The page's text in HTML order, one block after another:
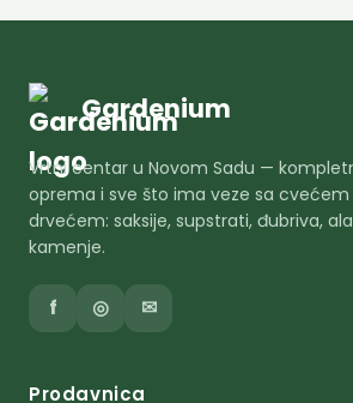
Gardenium
Vrtni centar u Novom Sadu —
oprema i sve što ima veze sa cvećem
drvećem: saksije, supstrati, đubriva,
kamenje.
f ◎ ✉
Prodavnica